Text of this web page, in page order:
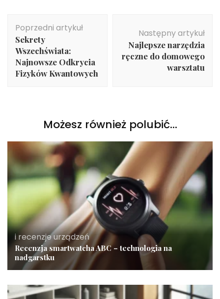
wpisu
Poprzedni artykuł
Sekrety
Wszechświata:
Najnowsze Odkrycia
Fizyków Kwantowych
Następny artykuł
Najlepsze narzędzia
ręczne do domowego
warsztatu
Możesz również polubić…
i recenzje urządzeń
Recenzja smartwatcha ABC – technologia na
nadgarstku